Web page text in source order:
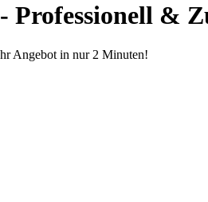
Professionell &
Angebot in nur 2 Minuten!